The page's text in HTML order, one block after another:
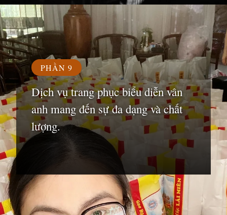
Đang mở https://susach.edu.vn/van-trang
PHẦN 9
Dịch vụ trang phục biểu diễn vân
anh mang đến sự đa dạng và chất
lượng.